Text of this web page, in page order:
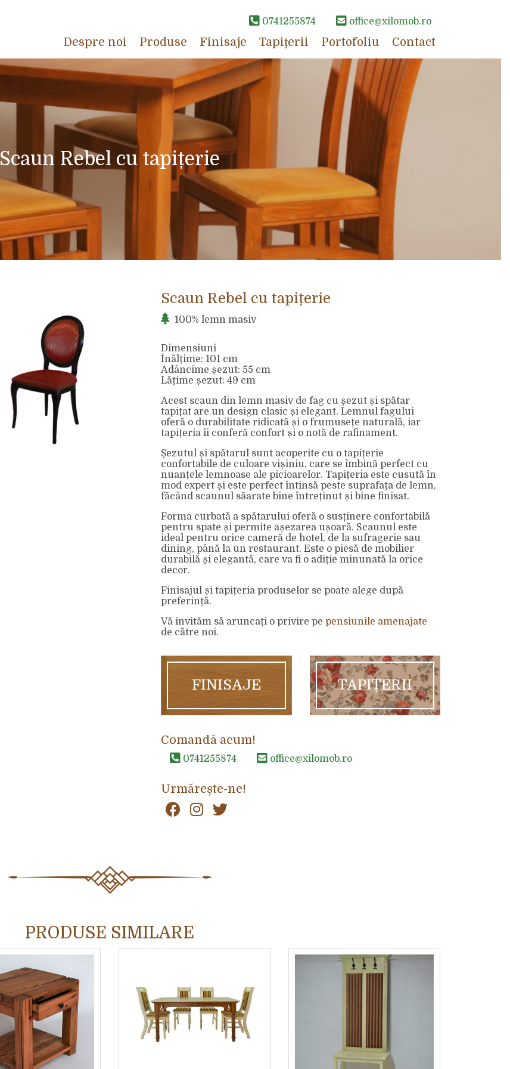
0741255874 office@xilomob.ro
Despre noi Produse Finisaje Tapițerii Portofoliu Contact
Scaun Rebel cu tapițerie
Scaun Rebel cu tapițerie
100% lemn masiv
Dimensiuni
Înălțime: 101 cm
Adâncime șezut: 55 cm
Lățime șezut: 49 cm
Acest scaun din lemn masiv de fag cu șezut și spătar
tapițat are un design clasic și elegant. Lemnul fagului
oferă o durabilitate ridicată și o frumusețe naturală, iar
tapițeria îi conferă confort și o notă de rafinament.
Șezutul și spătarul sunt acoperite cu o tapițerie
confortabile de culoare vișiniu, care se îmbină perfect cu
nuanțele lemnoase ale picioarelor. Tapițeria este cusută în
mod expert și este perfect întinsă peste suprafața de lemn,
făcând scaunul săarate bine întreținut și bine finisat.
Forma curbată a spătarului oferă o susținere confortabilă
pentru spate și permite așezarea ușoară. Scaunul este
ideal pentru orice cameră de hotel, de la sufragerie sau
dining, până la un restaurant. Este o piesă de mobilier
durabilă și elegantă, care va fi o adiție minunată la orice
decor.
Finisajul și tapițeria produselor se poate alege după
preferință.
Vă invităm să aruncați o privire pepensiunile amenajate
de către noi.
FINISAJE TAPIȚERII
Comandă acum!
0741255874 office@xilomob.ro
Urmărește-ne!
PRODUSE SIMILARE